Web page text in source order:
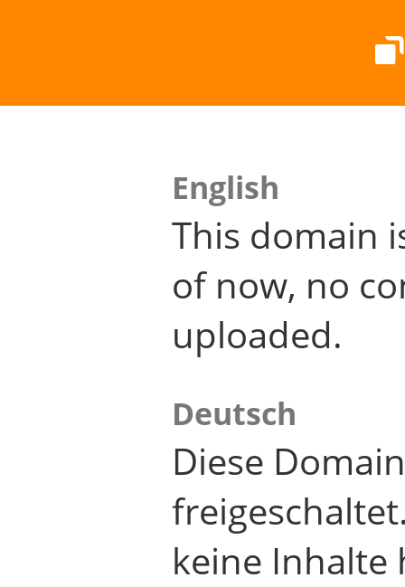
English
This domain
of now, no
uploaded.
Deutsch
Diese
keine Inhalte